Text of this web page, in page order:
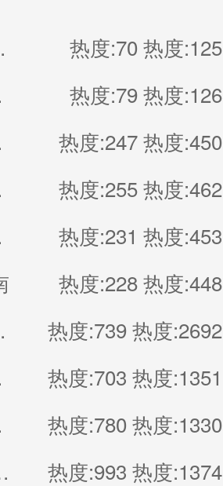
成交闭环 热度:70 热度:125
践
热度:79热度:126
倍
热度:247热度:450
析
热度:255热度:462
”
热度:231 热度:453
热度:228热度:448
单指南
热度:739热度:2692
热度:703 热度:1351
结
热度:780 热度:1330
购与转介绍引擎
热度:993 热度:1374